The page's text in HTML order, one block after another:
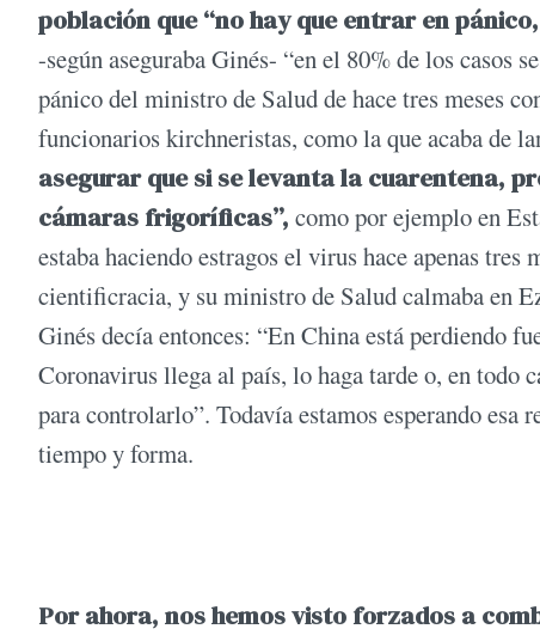
población que “no hay que entrar en
-según aseguraba Ginés- “en el 80% de los casos
pánico del ministro de Salud de hace tres meses
funcionarios kirchneristas, como la que acaba de
asegurar que si se levanta la cuarentena,
cámaras frigoríficas”, como por ejemplo en
estaba haciendo estragos el virus hace apenas
cientificracia, y su ministro de Salud calmaba en
Ginés decía entonces: “En China está perdiendo
Coronavirus llega al país, lo haga tarde o, en todo
para controlarlo”. Todavía estamos esperando
tiempo y forma.
Por ahora, nos hemos visto forzados a